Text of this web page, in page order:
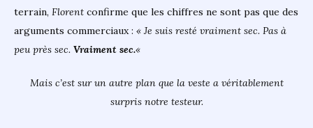
terrain, Florent confirme que les chiffres ne sont pas que des
arguments commerciaux : « Je suis resté vraiment sec. Pas à
peu près sec. Vraiment sec.«
Mais c’est sur un autre plan que la veste a véritablement
surpris notre testeur.